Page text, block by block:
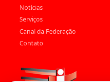
Notícias
Serviços
Canal da Federação
Contato